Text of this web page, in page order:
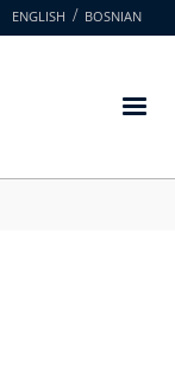
ENGLISH BOSNIAN